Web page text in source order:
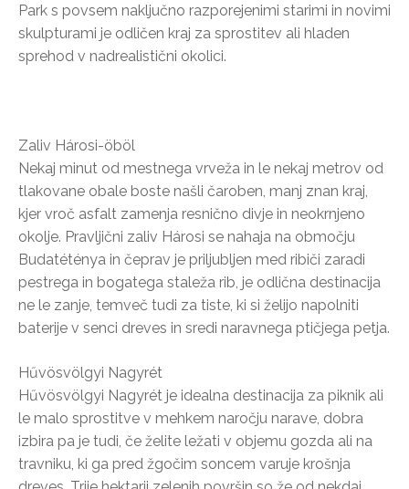
Park s povsem naključno razporejenimi starimi in novimi
skulpturami je odličen kraj za sprostitev ali hladen
sprehod v nadrealistični okolici.
Zaliv Hárosi-öböl
Nekaj minut od mestnega vrveža in le nekaj metrov od
tlakovane obale boste našli čaroben, manj znan kraj,
kjer vroč asfalt zamenja resnično divje in neokrnjeno
okolje. Pravljični zaliv Hárosi se nahaja na območju
Budatéténya in čeprav je priljubljen med ribiči zaradi
pestrega in bogatega staleža rib, je odlična destinacija
ne le zanje, temveč tudi za tiste, ki si želijo napolniti
baterije v senci dreves in sredi naravnega ptičjega petja.
Hűvösvölgyi Nagyrét
Hűvösvölgyi Nagyrét je idealna destinacija za piknik ali
le malo sprostitve v mehkem naročju narave, dobra
izbira pa je tudi, če želite ležati v objemu gozda ali na
travniku, ki ga pred žgočim soncem varuje krošnja